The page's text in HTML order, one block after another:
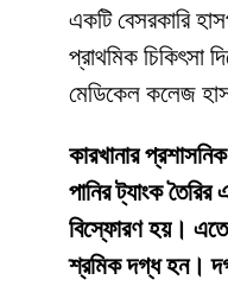
একটি বেসরকারি
প্রাথমিক চিকিৎসা
মেডিকেল কলেজ
কারখানার
পানির ট্যাংক
বিস্ফোরণ হয়।
শ্রমিক দগ্ধ হন।